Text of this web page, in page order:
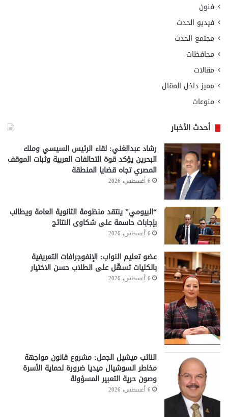
فنون
فيديو الحدث
مجتمع الحدث
محافظات
مقالات
مميز داخل المقال
منوعات
أحدث الأخبار
رشاد عبدالغني: لقاء الرئيس السيسي وملك
البحرين يؤكد قوة التحالفات العربية وثبات الموقف
المصري تجاه قضايا المنطقة
6 أغسطس، 2026
“البيومي” ينتقد منظومة الثانوية العامة ويطالب
بإجابات حاسمة على شكاوى النتائج
6 أغسطس، 2026
عضو تعليم النواب: الإنفوجرافات التعريفية
بالكليات تسهّل على الطلاب حسن الاختيار
6 أغسطس، 2026
النائب ميشيل الجمل: مشروع قانون مواجهة
مخاطر السوشيال ميديا ضرورة لحماية الأسرة
وصون حرية التعبير المسؤولة
6 أغسطس، 2026